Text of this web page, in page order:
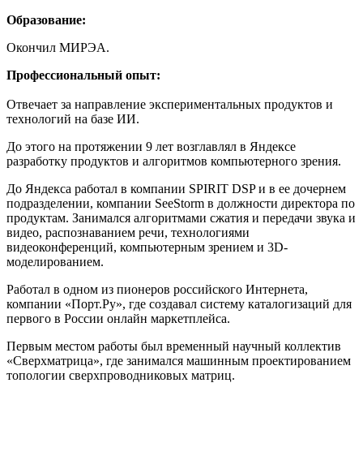
Образование:
Окончил МИРЭА.
Профессиональный опыт:
Отвечает за направление экспериментальных продуктов и
технологий на базе ИИ.
До этого на протяжении 9 лет возглавлял в Яндексе
разработку продуктов и алгоритмов компьютерного зрения.
До Яндекса работал в компании SPIRIT DSP и в ее дочернем
подразделении, компании SeeStorm в должности директора по
продуктам. Занимался алгоритмами сжатия и передачи звука и
видео, распознаванием речи, технологиями
видеоконференций, компьютерным зрением и 3D-
моделированием.
Работал в одном из пионеров российского Интернета,
компании «Порт.Ру», где создавал систему каталогизаций для
первого в России онлайн маркетплейса.
Первым местом работы был временный научный коллектив
«Сверхматрица», где занимался машинным проектированием
топологии сверхпроводниковых матриц.